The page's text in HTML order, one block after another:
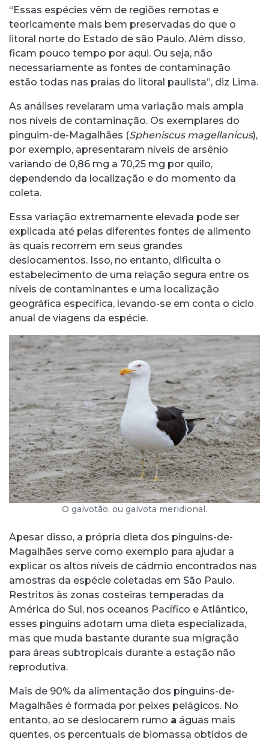
“Essas espécies vêm de regiões remotas e
teoricamente mais bem preservadas do que o
litoral norte do Estado de são Paulo. Além disso,
ficam pouco tempo por aqui. Ou seja, não
necessariamente as fontes de contaminação
estão todas nas praias do litoral paulista”, diz Lima.
As análises revelaram uma variação mais ampla
nos níveis de contaminação. Os exemplares do
pinguim-de-Magalhães (Spheniscus magellanicus),
por exemplo, apresentaram níveis de arsênio
variando de 0,86 mg a 70,25 mg por quilo,
dependendo da localização e do momento da
coleta.
Essa variação extremamente elevada pode ser
explicada até pelas diferentes fontes de alimento
às quais recorrem em seus grandes
deslocamentos. Isso, no entanto, dificulta o
estabelecimento de uma relação segura entre os
níveis de contaminantes e uma localização
geográfica específica, levando-se em conta o ciclo
anual de viagens da espécie.
O gaivotão, ou gaivota meridional.
Apesar disso, a própria dieta dos pinguins-de-
Magalhães serve como exemplo para ajudar a
explicar os altos níveis de cádmio encontrados nas
amostras da espécie coletadas em São Paulo.
Restritos às zonas costeiras temperadas da
América do Sul, nos oceanos Pacífico e Atlântico,
esses pinguins adotam uma dieta especializada,
mas que muda bastante durante sua migração
para áreas subtropicais durante a estação não
reprodutiva.
Mais de 90% da alimentação dos pinguins-de-
Magalhães é formada por peixes pelágicos. No
entanto, ao se deslocarem rumo a águas mais
quentes, os percentuais de biomassa obtidos de